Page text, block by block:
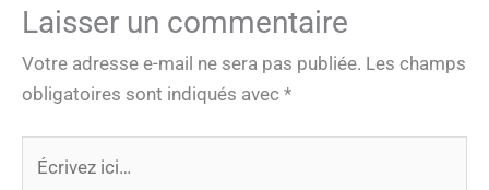
Laisser un commentaire
Votre adresse e-mail ne sera pas publiée. Les champs
obligatoires sont indiqués avec *